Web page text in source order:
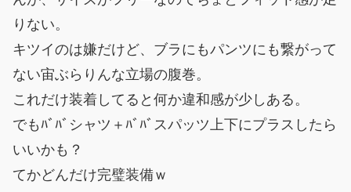
りない。
キツイのは嫌だけど、ブラにもパンツにも繋がって
ない宙ぶらりんな立場の腹巻。
これだけ装着してると何か違和感が少しある。
でもﾊﾞﾊﾞシャツ＋ﾊﾞﾊﾞスパッツ上下にプラスしたら
いいかも？
てかどんだけ完璧装備ｗ